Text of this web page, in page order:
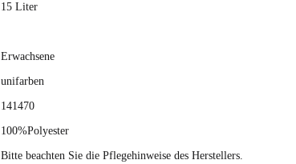
15 Liter
Erwachsene
unifarben
141470
100%Polyester
Bitte beachten Sie die Pflegehinweise des Herstellers.